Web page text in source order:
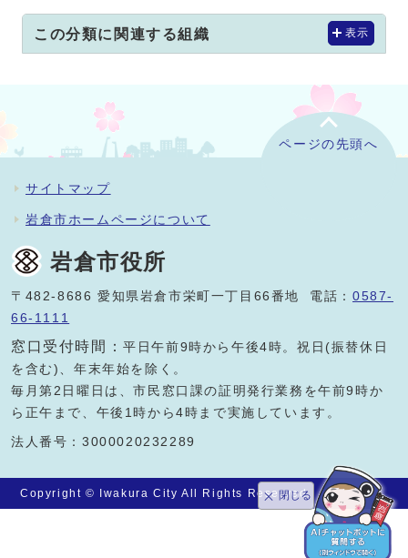
この分類に関連する組織 表示
閉じる
ページの先頭へ
サイトマップ
岩倉市ホームページについて
岩倉市役所
〒482-8686 愛知県岩倉市栄町一丁目66番地 電話：0587-
66-1111
窓口受付時間：平日午前9時から午後4時。祝日(振替休日
を含む)、年末年始を除く。
毎月第2日曜日は、市民窓口課の証明発行業務を午前9時か
ら正午まで、午後1時から4時まで実施しています。
法人番号：3000020232289
Copyright © Iwakura City All Rights Reserved.